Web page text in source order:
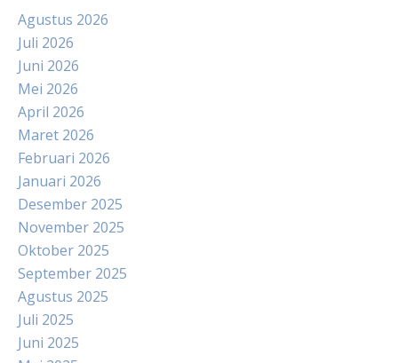
Agustus 2026
Juli 2026
Juni 2026
Mei 2026
April 2026
Maret 2026
Februari 2026
Januari 2026
Desember 2025
November 2025
Oktober 2025
September 2025
Agustus 2025
Juli 2025
Juni 2025